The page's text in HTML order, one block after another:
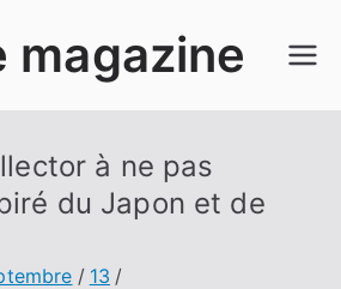
magazine
à ne pas
du Japon et de
13